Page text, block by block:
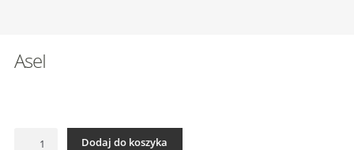
AseI
Dodaj do koszyka